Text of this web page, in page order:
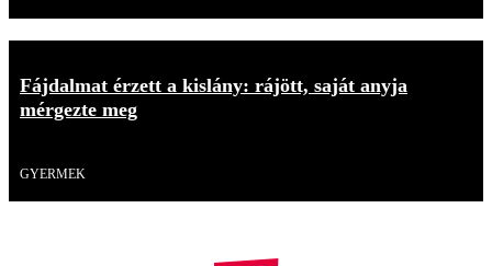
Fájdalmat érzett a kislány: rájött, saját anyja
mérgezte meg
GYERMEK